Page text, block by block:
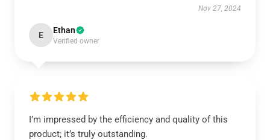
Nov 27, 2024
E Ethan
Verified owner
I’m impressed by the efficiency and quality of this
product; it’s truly outstanding.